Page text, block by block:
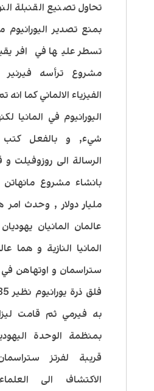
تحاول تصنيع القنبلة
بمنع تصدير اليورانيوم
تسطر عليها في
مشروع ترأسه فيرنير
الفيزياء الالماني كما
اليورانيوم في المانيا
شيء, و بالفعل كتب
الرسالة الى روزوفيلت
مليار دولار , وحدث
عالمان المانيان
المانيا النازية و هما
به فيرمي ثم قامت ليزا
بمنظمة الوحدة
قريبة لفرتز
الاكتشاف الى